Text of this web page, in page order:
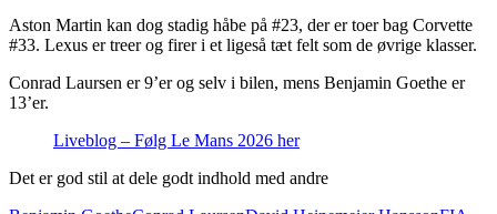
Aston Martin kan dog stadig håbe på #23, der er toer bag Corvette
#33. Lexus er treer og firer i et ligeså tæt felt som de øvrige klasser.
Conrad Laursen er 9’er og selv i bilen, mens Benjamin Goethe er
13’er.
Liveblog – Følg Le Mans 2026 her
Det er god stil at dele godt indhold med andre